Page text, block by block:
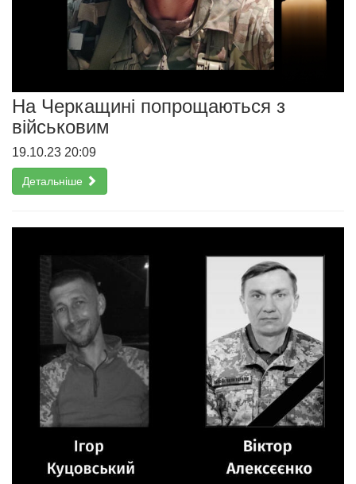
На Черкащині попрощаються з
військовим
19.10.23 20:09
Детальніше